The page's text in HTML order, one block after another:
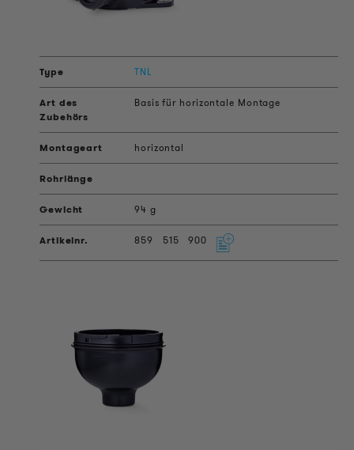
TNL
Basis für horizontale Montage
horizontal
94 g
859 515 900